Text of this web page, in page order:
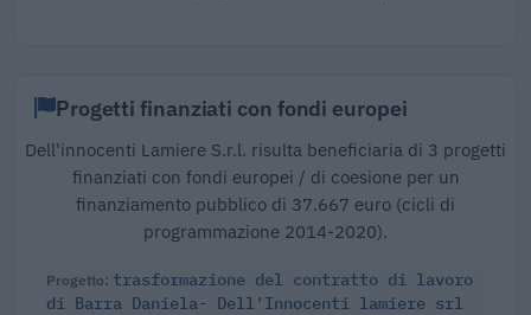
Progetti finanziati con fondi europei
Dell'innocenti Lamiere S.r.l. risulta beneficiaria di 3 progetti
finanziati con fondi europei / di coesione per un
finanziamento pubblico di 37.667 euro (cicli di
programmazione 2014-2020).
trasformazione del contratto di lavoro
di Barra Daniela- Dell'Innocenti lamiere srl